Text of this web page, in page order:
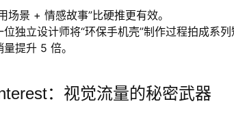
场景 + 情感故事”比硬推更有效。
位独立设计师将“环保手机壳”制作过程拍成
提升 5 倍。
：视觉流量的秘密武器